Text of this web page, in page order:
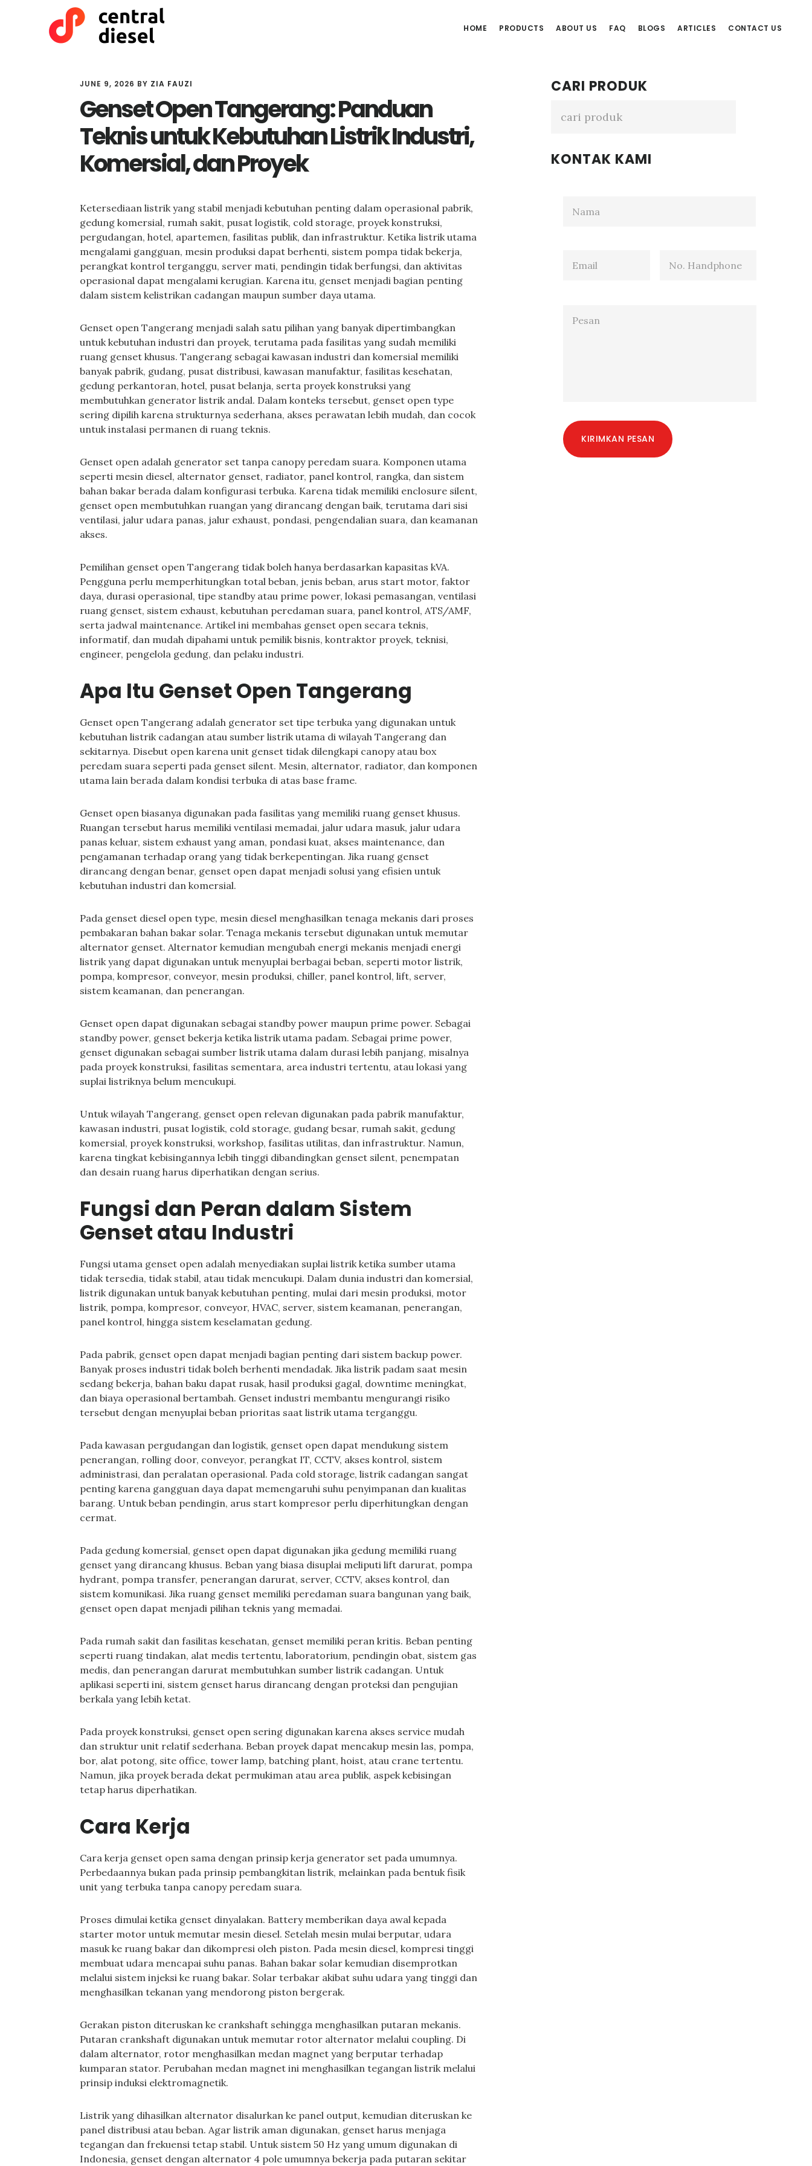
HOME PRODUCTS ABOUT US FAQ BLOGS ARTICLES CONTACT US
JUNE 9, 2026 BY ZIA FAUZI
Genset Open Tangerang: Panduan
Teknis untuk Kebutuhan Listrik Industri,
Komersial, dan Proyek
Ketersediaan listrik yang stabil menjadi kebutuhan penting dalam operasional pabrik,
gedung komersial, rumah sakit, pusat logistik, cold storage, proyek konstruksi,
pergudangan, hotel, apartemen, fasilitas publik, dan infrastruktur. Ketika listrik utama
mengalami gangguan, mesin produksi dapat berhenti, sistem pompa tidak bekerja,
perangkat kontrol terganggu, server mati, pendingin tidak berfungsi, dan aktivitas
operasional dapat mengalami kerugian. Karena itu, genset menjadi bagian penting
dalam sistem kelistrikan cadangan maupun sumber daya utama.
Genset open Tangerang menjadi salah satu pilihan yang banyak dipertimbangkan
untuk kebutuhan industri dan proyek, terutama pada fasilitas yang sudah memiliki
ruang genset khusus. Tangerang sebagai kawasan industri dan komersial memiliki
banyak pabrik, gudang, pusat distribusi, kawasan manufaktur, fasilitas kesehatan,
gedung perkantoran, hotel, pusat belanja, serta proyek konstruksi yang
membutuhkan generator listrik andal. Dalam konteks tersebut, genset open type
sering dipilih karena strukturnya sederhana, akses perawatan lebih mudah, dan cocok
untuk instalasi permanen di ruang teknis.
Genset open adalah generator set tanpa canopy peredam suara. Komponen utama
seperti mesin diesel, alternator genset, radiator, panel kontrol, rangka, dan sistem
bahan bakar berada dalam konfigurasi terbuka. Karena tidak memiliki enclosure silent,
genset open membutuhkan ruangan yang dirancang dengan baik, terutama dari sisi
ventilasi, jalur udara panas, jalur exhaust, pondasi, pengendalian suara, dan keamanan
akses.
Pemilihan genset open Tangerang tidak boleh hanya berdasarkan kapasitas kVA.
Pengguna perlu memperhitungkan total beban, jenis beban, arus start motor, faktor
daya, durasi operasional, tipe standby atau prime power, lokasi pemasangan, ventilasi
ruang genset, sistem exhaust, kebutuhan peredaman suara, panel kontrol, ATS/AMF,
serta jadwal maintenance. Artikel ini membahas genset open secara teknis,
informatif, dan mudah dipahami untuk pemilik bisnis, kontraktor proyek, teknisi,
engineer, pengelola gedung, dan pelaku industri.
Apa Itu Genset Open Tangerang
Genset open Tangerang adalah generator set tipe terbuka yang digunakan untuk
kebutuhan listrik cadangan atau sumber listrik utama di wilayah Tangerang dan
sekitarnya. Disebut open karena unit genset tidak dilengkapi canopy atau box
peredam suara seperti pada genset silent. Mesin, alternator, radiator, dan komponen
utama lain berada dalam kondisi terbuka di atas base frame.
Genset open biasanya digunakan pada fasilitas yang memiliki ruang genset khusus.
Ruangan tersebut harus memiliki ventilasi memadai, jalur udara masuk, jalur udara
panas keluar, sistem exhaust yang aman, pondasi kuat, akses maintenance, dan
pengamanan terhadap orang yang tidak berkepentingan. Jika ruang genset
dirancang dengan benar, genset open dapat menjadi solusi yang efisien untuk
kebutuhan industri dan komersial.
Pada genset diesel open type, mesin diesel menghasilkan tenaga mekanis dari proses
pembakaran bahan bakar solar. Tenaga mekanis tersebut digunakan untuk memutar
alternator genset. Alternator kemudian mengubah energi mekanis menjadi energi
listrik yang dapat digunakan untuk menyuplai berbagai beban, seperti motor listrik,
pompa, kompresor, conveyor, mesin produksi, chiller, panel kontrol, lift, server,
sistem keamanan, dan penerangan.
Genset open dapat digunakan sebagai standby power maupun prime power. Sebagai
standby power, genset bekerja ketika listrik utama padam. Sebagai prime power,
genset digunakan sebagai sumber listrik utama dalam durasi lebih panjang, misalnya
pada proyek konstruksi, fasilitas sementara, area industri tertentu, atau lokasi yang
suplai listriknya belum mencukupi.
Untuk wilayah Tangerang, genset open relevan digunakan pada pabrik manufaktur,
kawasan industri, pusat logistik, cold storage, gudang besar, rumah sakit, gedung
komersial, proyek konstruksi, workshop, fasilitas utilitas, dan infrastruktur. Namun,
karena tingkat kebisingannya lebih tinggi dibandingkan genset silent, penempatan
dan desain ruang harus diperhatikan dengan serius.
Fungsi dan Peran dalam Sistem
Genset atau Industri
Fungsi utama genset open adalah menyediakan suplai listrik ketika sumber utama
tidak tersedia, tidak stabil, atau tidak mencukupi. Dalam dunia industri dan komersial,
listrik digunakan untuk banyak kebutuhan penting, mulai dari mesin produksi, motor
listrik, pompa, kompresor, conveyor, HVAC, server, sistem keamanan, penerangan,
panel kontrol, hingga sistem keselamatan gedung.
Pada pabrik, genset open dapat menjadi bagian penting dari sistem backup power.
Banyak proses industri tidak boleh berhenti mendadak. Jika listrik padam saat mesin
sedang bekerja, bahan baku dapat rusak, hasil produksi gagal, downtime meningkat,
dan biaya operasional bertambah. Genset industri membantu mengurangi risiko
tersebut dengan menyuplai beban prioritas saat listrik utama terganggu.
Pada kawasan pergudangan dan logistik, genset open dapat mendukung sistem
penerangan, rolling door, conveyor, perangkat IT, CCTV, akses kontrol, sistem
administrasi, dan peralatan operasional. Pada cold storage, listrik cadangan sangat
penting karena gangguan daya dapat memengaruhi suhu penyimpanan dan kualitas
barang. Untuk beban pendingin, arus start kompresor perlu diperhitungkan dengan
cermat.
Pada gedung komersial, genset open dapat digunakan jika gedung memiliki ruang
genset yang dirancang khusus. Beban yang biasa disuplai meliputi lift darurat, pompa
hydrant, pompa transfer, penerangan darurat, server, CCTV, akses kontrol, dan
sistem komunikasi. Jika ruang genset memiliki peredaman suara bangunan yang baik,
genset open dapat menjadi pilihan teknis yang memadai.
Pada rumah sakit dan fasilitas kesehatan, genset memiliki peran kritis. Beban penting
seperti ruang tindakan, alat medis tertentu, laboratorium, pendingin obat, sistem gas
medis, dan penerangan darurat membutuhkan sumber listrik cadangan. Untuk
aplikasi seperti ini, sistem genset harus dirancang dengan proteksi dan pengujian
berkala yang lebih ketat.
Pada proyek konstruksi, genset open sering digunakan karena akses service mudah
dan struktur unit relatif sederhana. Beban proyek dapat mencakup mesin las, pompa,
bor, alat potong, site office, tower lamp, batching plant, hoist, atau crane tertentu.
Namun, jika proyek berada dekat permukiman atau area publik, aspek kebisingan
tetap harus diperhatikan.
Cara Kerja
Cara kerja genset open sama dengan prinsip kerja generator set pada umumnya.
Perbedaannya bukan pada prinsip pembangkitan listrik, melainkan pada bentuk fisik
unit yang terbuka tanpa canopy peredam suara.
Proses dimulai ketika genset dinyalakan. Battery memberikan daya awal kepada
starter motor untuk memutar mesin diesel. Setelah mesin mulai berputar, udara
masuk ke ruang bakar dan dikompresi oleh piston. Pada mesin diesel, kompresi tinggi
membuat udara mencapai suhu panas. Bahan bakar solar kemudian disemprotkan
melalui sistem injeksi ke ruang bakar. Solar terbakar akibat suhu udara yang tinggi dan
menghasilkan tekanan yang mendorong piston bergerak.
Gerakan piston diteruskan ke crankshaft sehingga menghasilkan putaran mekanis.
Putaran crankshaft digunakan untuk memutar rotor alternator melalui coupling. Di
dalam alternator, rotor menghasilkan medan magnet yang berputar terhadap
kumparan stator. Perubahan medan magnet ini menghasilkan tegangan listrik melalui
prinsip induksi elektromagnetik.
Listrik yang dihasilkan alternator disalurkan ke panel output, kemudian diteruskan ke
panel distribusi atau beban. Agar listrik aman digunakan, genset harus menjaga
tegangan dan frekuensi tetap stabil. Untuk sistem 50 Hz yang umum digunakan di
Indonesia, genset dengan alternator 4 pole umumnya bekerja pada putaran sekitar
Primary
Sidebar
CARI PRODUK
KONTAK KAMI
KIRIMKAN PESAN